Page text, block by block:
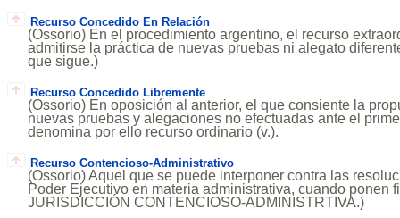
Recurso Concedido En Relación
(Ossorio) En el procedimiento argentino, el recurso
admitirse la práctica de nuevas pruebas ni alegato
que sigue.)
Recurso Concedido Libremente
(Ossorio) En oposición al anterior, el que consiente la
nuevas pruebas y alegaciones no efectuadas ante el
denomina por ello recurso ordinario (v.).
Recurso Contencioso-Administrativo
(Ossorio) Aquel que se puede interponer contra las
Poder Ejecutivo en materia administrativa, cuando ponen
JURISDICCIÓN CONTENCIOSO-ADMINISTRTIVA.)